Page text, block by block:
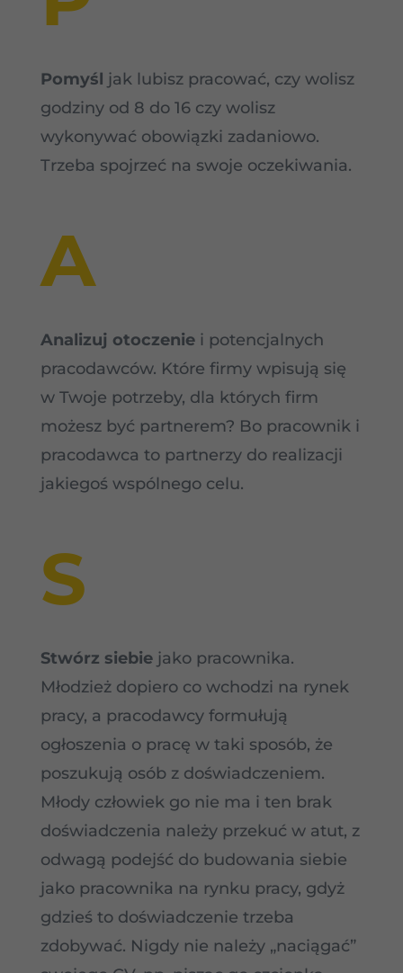
Pomyśl jak lubisz pracować, czy wolisz
godziny od 8 do 16 czy wolisz
wykonywać obowiązki zadaniowo.
Trzeba spojrzeć na swoje oczekiwania.
A
Analizuj otoczeniei potencjalnych
pracodawców. Które firmy wpisują się
w Twoje potrzeby, dla których firm
możesz być partnerem? Bo pracownik i
pracodawca to partnerzy do realizacji
jakiegoś wspólnego celu.
S
Stwórz siebiejako pracownika.
Młodzież dopiero co wchodzi na rynek
pracy, a pracodawcy formułują
ogłoszenia o pracę w taki sposób, że
poszukują osób z doświadczeniem.
Młody człowiek go nie ma i ten brak
doświadczenia należy przekuć w atut, z
odwagą podejść do budowania siebie
jako pracownika na rynku pracy, gdyż
gdzieś to doświadczenie trzeba
zdobywać. Nigdy nie należy „naciągać”